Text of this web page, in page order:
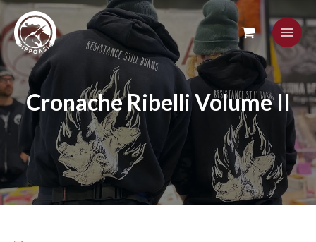
Skip
to
content
Cronache Ribelli Volume II